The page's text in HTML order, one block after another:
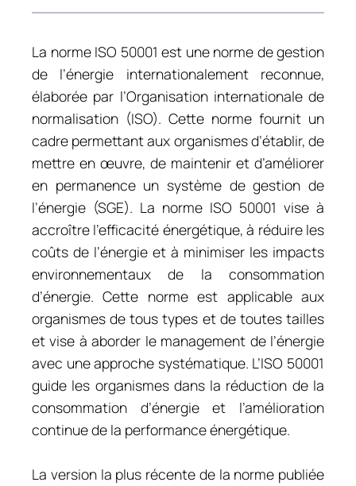
La norme ISO 50001 est une norme de gestion
de l’énergie internationalement reconnue,
élaborée par l’Organisation internationale de
normalisation (ISO). Cette norme fournit un
cadre permettant aux organismes d’établir, de
mettre en œuvre, de maintenir et d’améliorer
en permanence un système de gestion de
l’énergie (SGE). La norme ISO 50001 vise à
accroître l’efficacité énergétique, à réduire les
coûts de l’énergie et à minimiser les impacts
environnementaux de la consommation
d’énergie. Cette norme est applicable aux
organismes de tous types et de toutes tailles
et vise à aborder le management de l’énergie
avec une approche systématique. L’ISO 50001
guide les organismes dans la réduction de la
consommation d’énergie et l’amélioration
continue de la performance énergétique.
La version la plus récente de la norme publiée